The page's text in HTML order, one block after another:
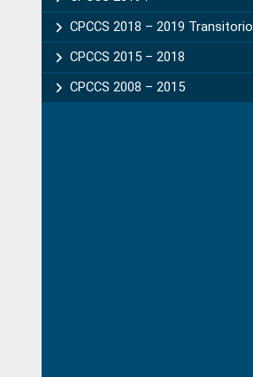
CPCCS 2018 – 2019 Transitorio
CPCCS 2015 – 2018
CPCCS 2008 – 2015